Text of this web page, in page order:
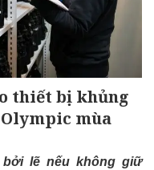
thiết bị khủng
mùa
lẽ nếu không giữ